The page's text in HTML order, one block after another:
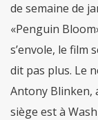
de semaine de
«Penguin
s’envole, le film
dit pas plus. Le
Antony Blinken,
siège est à